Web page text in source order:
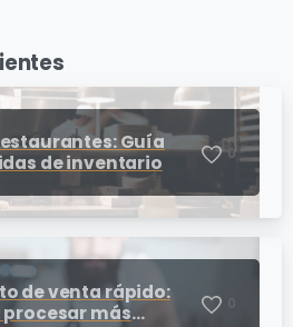
Guía
de inventario
0
de venta rápido:
más